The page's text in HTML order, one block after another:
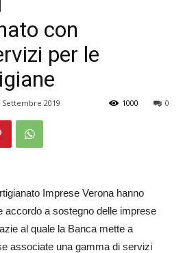
con
per le
Settembre 2019 0
1000
Imprese Verona hanno
accordo a sostegno delle imprese
al quale la Banca mette a
associate una gamma di servizi